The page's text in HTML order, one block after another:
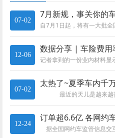
07-02
7月新规，事关你的
12-06
07-02
太热了~夏季车内千
12-24
订单超6.6亿 各网约